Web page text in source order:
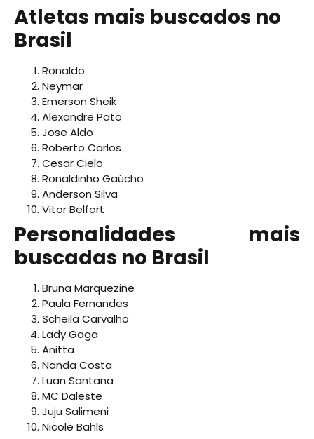
Atletas mais buscados no
Brasil
Ronaldo
Neymar
Emerson Sheik
Alexandre Pato
Jose Aldo
Roberto Carlos
Cesar Cielo
Ronaldinho Gaúcho
Anderson Silva
Vitor Belfort
Personalidades mais
buscadas no Brasil
Bruna Marquezine
Paula Fernandes
Scheila Carvalho
Lady Gaga
Anitta
Nanda Costa
Luan Santana
MC Daleste
Juju Salimeni
Nicole Bahls